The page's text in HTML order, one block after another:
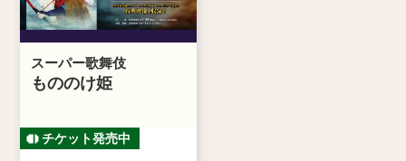
スーパー歌舞伎
もののけ姫